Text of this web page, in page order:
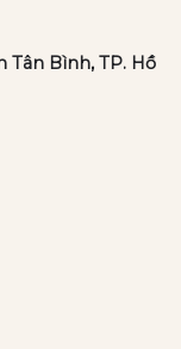
Tân Bình, TP. Hồ